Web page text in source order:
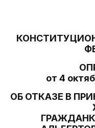
от 4
ОБ ОТКАЗЕ В